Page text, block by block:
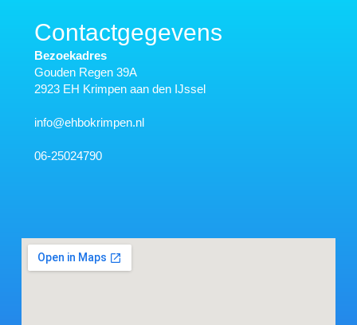
Contactgegevens
Bezoekadres
Gouden Regen 39A
2923 EH Krimpen aan den IJssel
ln.nepmirkobhe
@ofni
06-25024790